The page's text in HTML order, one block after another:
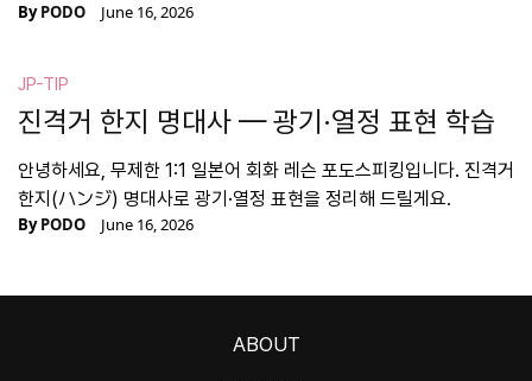
ByPODO June 16, 2026
JP-TIP
진격거 한지 명대사 — 광기·열정 표현 학습
안녕하세요, 무제한 1:1 일본어 회화 레슨 포도스피킹입니다. 진격거
한지(ハンジ) 명대사로 광기·열정 표현을 정리해 드릴게요.
ByPODO June 16, 2026
ABOUT